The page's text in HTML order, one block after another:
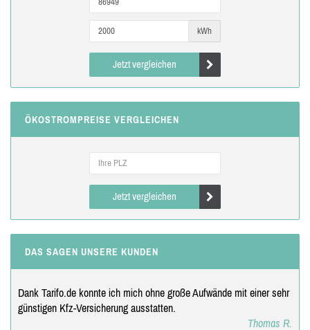
kWh
Jetzt vergleichen
ÖKOSTROMPREISE VERGLEICHEN
Jetzt vergleichen
DAS SAGEN UNSERE KUNDEN
Dank Tarifo.de konnte ich mich ohne große Aufwände mit einer sehr
günstigen Kfz-Versicherung ausstatten.
Thomas R.